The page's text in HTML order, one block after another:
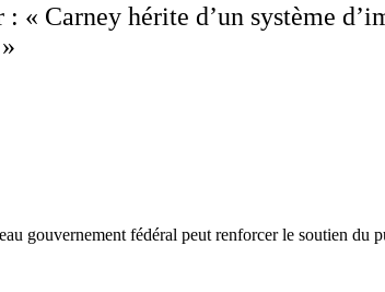
« Carney hérite d’un système
gouvernement fédéral peut renforcer le soutien du